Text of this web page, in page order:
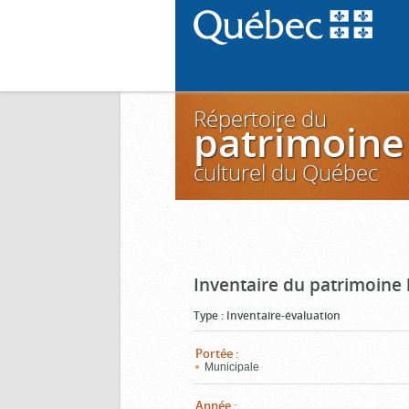
Répertoire du
patrimoine
culturel du Québec
Inventaire du patrimoine
Type : Inventaire-évaluation
Portée :
Municipale